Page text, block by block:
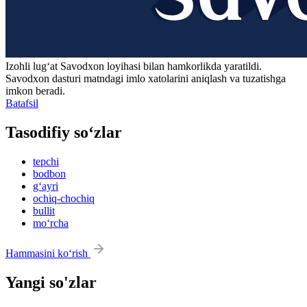
Izohli lugʻat Savodxon loyihasi bilan hamkorlikda yaratildi.
Savodxon dasturi matndagi imlo xatolarini aniqlash va tuzatishga
imkon beradi.
Batafsil
Tasodifiy so‘zlar
tepchi
bodbon
g‘ayri
ochiq-chochiq
bullit
mo‘rcha
Hammasini ko‘rish
Yangi so'zlar